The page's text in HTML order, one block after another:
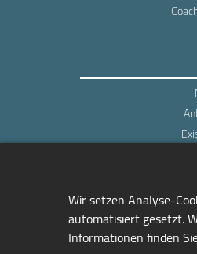
Wir setzen Analyse-
automatisiert gesetzt.
Informationen finden